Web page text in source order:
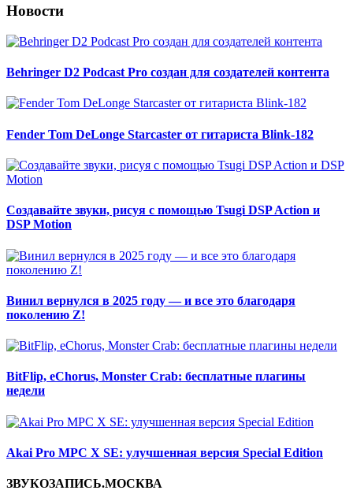
Новости
Behringer D2 Podcast Pro создан для создателей контента
Fender Tom DeLonge Starcaster от гитариста Blink-182
Создавайте звуки, рисуя с помощью Tsugi DSP Action и
DSP Motion
Винил вернулся в 2025 году — и все это благодаря
поколению Z!
BitFlip, eChorus, Monster Crab: бесплатные плагины
недели
Akai Pro MPC X SE: улучшенная версия Special Edition
ЗВУКОЗАПИСЬ.МОСКВА